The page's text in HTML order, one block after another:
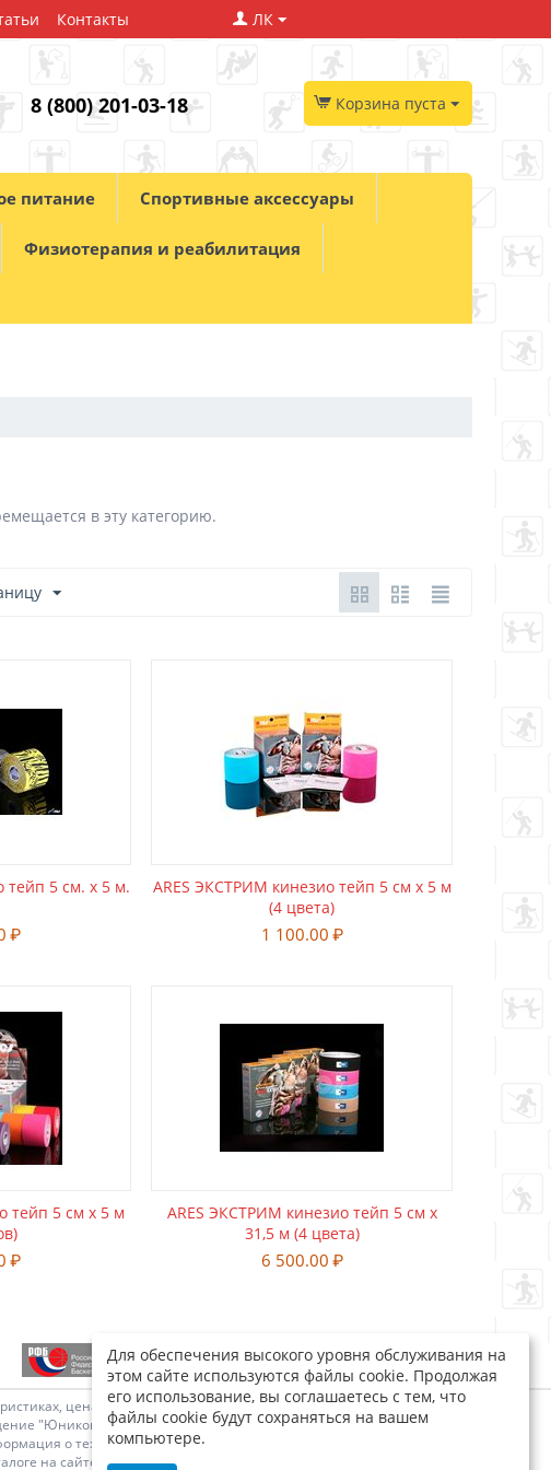
Контакты ЛК
8 (800) 201-03-18 Корзина пуста
питание Спортивные аксессуары
Физиотерапия и реабилитация
в эту категорию.
тейп 5 см. х 5 м.
₽
ARES ЭКСТРИМ кинезио тейп 5 см х 5 м
(4 цвета)
1 100.00 ₽
тейп 5 см х 5 м
₽
ARES ЭКСТРИМ кинезио тейп 5 см х
31,5 м (4 цвета)
6 500.00 ₽
ценах является предложением "Юникон-сервис" делать
"Юникон-сервис" о цене заказанного товара, отличающейся от
о технических характеристиках товаров, указанная на сайте,
на сайте, могут отличаться от оригиналов. Информация о цене
Для обеспечения высокого уровня обслуживания на
этом сайте используются файлы cookie. Продолжая
его использование, вы соглашаетесь с тем, что
файлы cookie будут сохраняться на вашем
компьютере.